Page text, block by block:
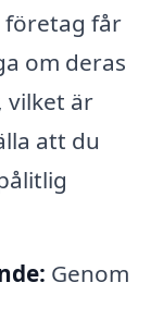
företag får
om deras
vilket är
att du
Genom